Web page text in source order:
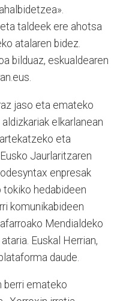
taldeek ere ahotsa
atalaren bidez.
bilduaz, eskualdearen
jaso eta emateko
elkarlanean
eta
Jaurlaritzaren
enpresak
tokiko hedabideen
komunikabideen
Mendialdeko
Euskal Herrian,
daude.
berri emateko